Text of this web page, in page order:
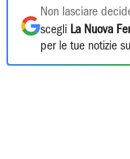
Non lasciare
scegli La Nuova
per le tue notizie